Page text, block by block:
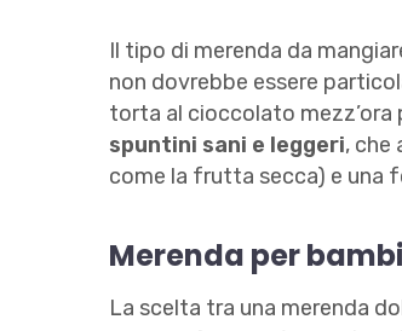
Il tipo di merenda da
non dovrebbe essere
torta al cioccolato mezz’ora
spuntini sani e leggeri, che
come la frutta secca) e una
Merenda per
La scelta tra una merenda